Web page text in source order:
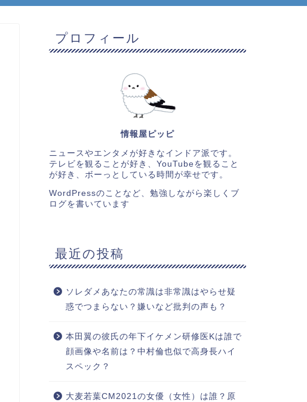
プロフィール
情報屋ピッピ
ニュースやエンタメが好きなインドア派です。
テレビを観ることが好き、YouTubeを観ること
が好き、ボーっとしている時間が幸せです。
WordPressのことなど、勉強しながら楽しくブ
ログを書いています
最近の投稿
ソレダメあなたの常識は非常識はやらせ疑
惑でつまらない？嫌いなど批判の声も？
本田翼の彼氏の年下イケメン研修医Kは誰で
顔画像や名前は？中村倫也似で高身長ハイ
スペック？
大麦若葉CM2021の女優（女性）は誰？原